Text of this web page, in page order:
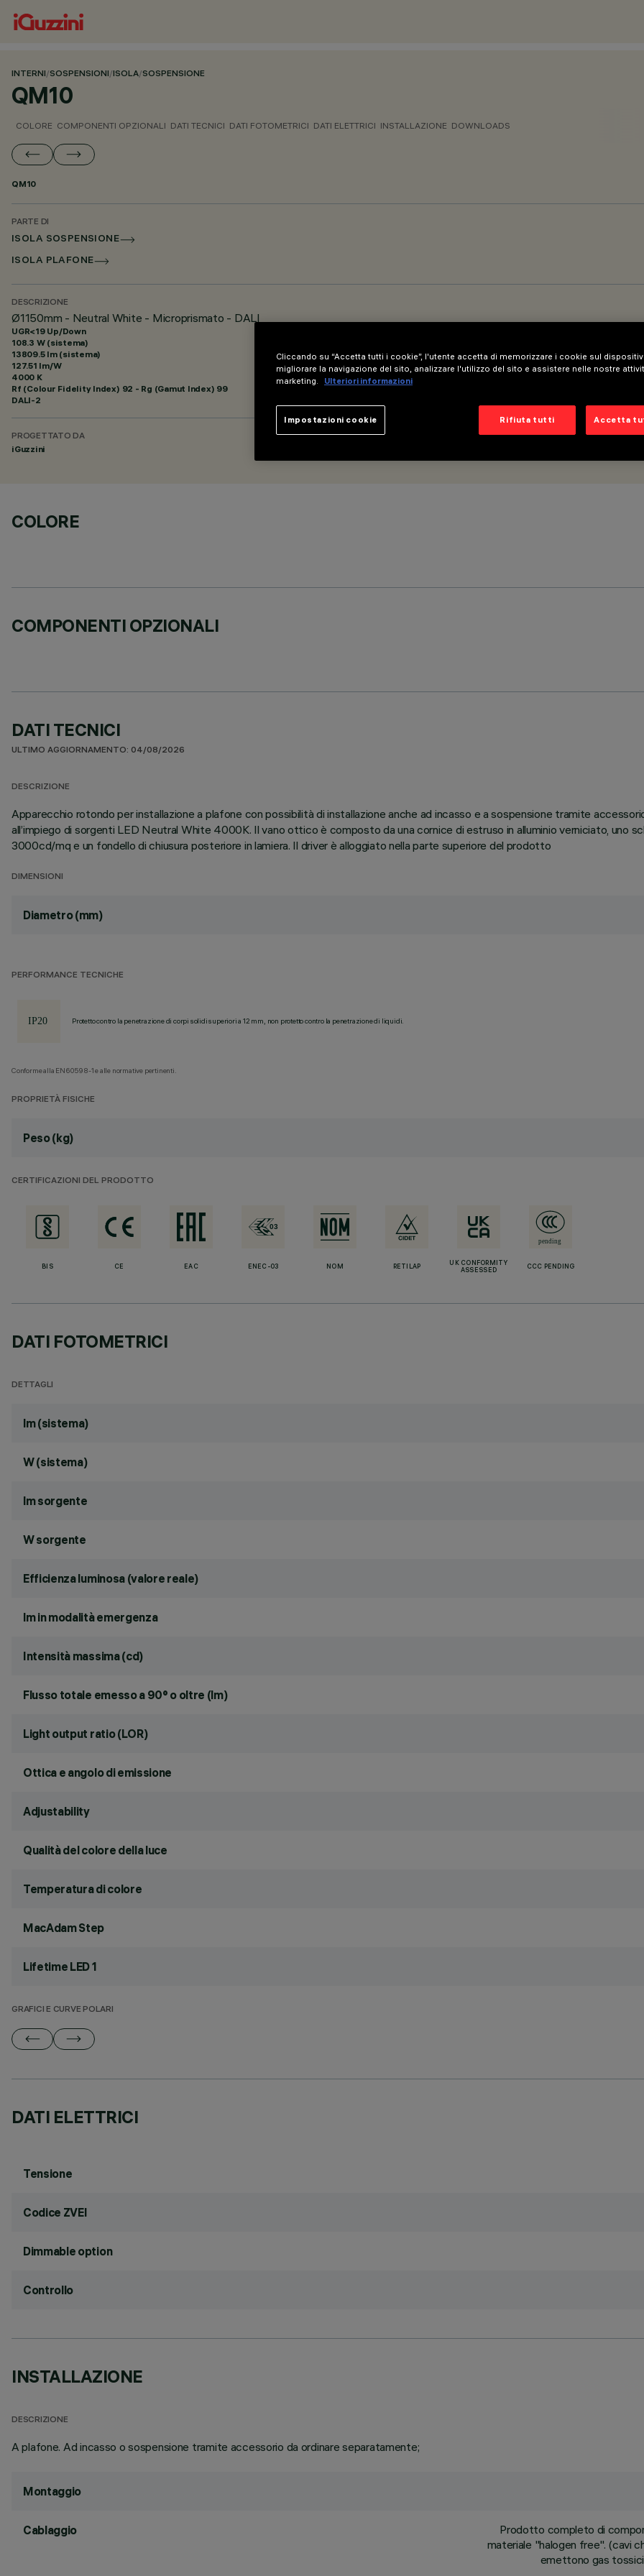
INTERNI/SOSPENSIONI/ISOLA/SOSPENSIONE
QM10
COLORE COMPONENTI OPZIONALI DATI TECNICI DATI FOTOMETRICI DATI ELETTRICI INSTALLAZIONE DOWNLOADS
QM10
PARTE DI
ISOLA SOSPENSIONE
ISOLA PLAFONE
DESCRIZIONE
Ø1150mm - Neutral White - Microprismato - DALI
UGR<19 Up/Down
108.3 W (sistema)
13809.5 lm (sistema)
127.51 lm/W
4000 K
Rf (Colour Fidelity Index) 92 - Rg (Gamut Index) 99
DALI-2
PROGETTATO DA
iGuzzini
COLORE
COMPONENTI OPZIONALI
DATI TECNICI
ULTIMO AGGIORNAMENTO: 04/08/2026
DESCRIZIONE
Apparecchio rotondo per installazione a plafone con possibilità di installazione anche ad incasso e a sospensione tramite
all’impiego di sorgenti LED Neutral White 4000K. Il vano ottico è composto da una cornice di estruso in alluminio verniciato, uno
3000cd/mq e un fondello di chiusura posteriore in lamiera. Il driver è alloggiato nella parte superiore del prodotto
DIMENSIONI
Diametro (mm)
PERFORMANCE TECNICHE
Protetto contro la penetrazione di corpi solidi superiori a 12 mm, non protetto contro la penetrazione di liquidi.
Conforme alla EN60598-1 e alle normative pertinenti.
PROPRIETÀ FISICHE
Peso (kg)
CERTIFICAZIONI DEL PRODOTTO
BIS CE EAC ENEC-03 NOM RETILAP
UK CONFORMITY
ASSESSED
CCC PENDING
DATI FOTOMETRICI
DETTAGLI
lm (sistema)
W (sistema)
lm sorgente
W sorgente
Efficienza luminosa (valore reale)
lm in modalità emergenza
Intensità massima (cd)
Flusso totale emesso a 90° o oltre (lm)
Light output ratio (LOR)
Ottica e angolo di emissione
Adjustability
Qualità del colore della luce
Temperatura di colore
MacAdam Step
Lifetime LED 1
GRAFICI E CURVE POLARI
DATI ELETTRICI
Tensione
Codice ZVEI
Dimmable option
Controllo
INSTALLAZIONE
DESCRIZIONE
A plafone. Ad incasso o sospensione tramite accessorio da ordinare separatamente;
Montaggio
Cablaggio
Prodotto completo di
materiale "halogen free". (cavi
emettono gas
Cliccando su “Accetta tutti i cookie”, l'utente accetta di memorizzare i cookie sul
migliorare la navigazione del sito, analizzare l'utilizzo del sito e assistere nelle nostre
marketing.
Ulteriori informazioni
Rifiuta tutti Accetta
Impostazioni cookie